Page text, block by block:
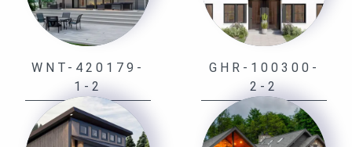
WNT-420179-
1-2
GHR-100300-
2-2